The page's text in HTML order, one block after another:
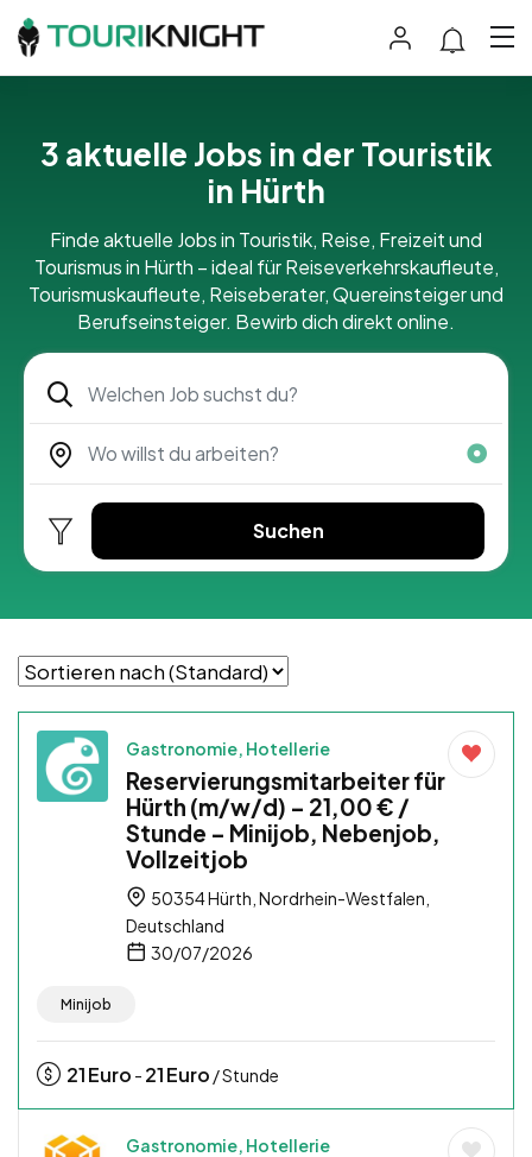
3 aktuelle Jobs in der Touristik
in Hürth
Finde aktuelle Jobs in Touristik, Reise, Freizeit und
Tourismus in Hürth – ideal für Reiseverkehrskaufleute,
Tourismuskaufleute, Reiseberater, Quereinsteiger und
Berufseinsteiger. Bewirb dich direkt online.
Suchen
Gastronomie, Hotellerie
Reservierungsmitarbeiter für
Hürth (m/w/d) – 21,00 € /
Stunde – Minijob, Nebenjob,
Vollzeitjob
50354 Hürth, Nordrhein-Westfalen,
Deutschland
30/07/2026
Minijob
21Euro - 21Euro / Stunde
Gastronomie, Hotellerie